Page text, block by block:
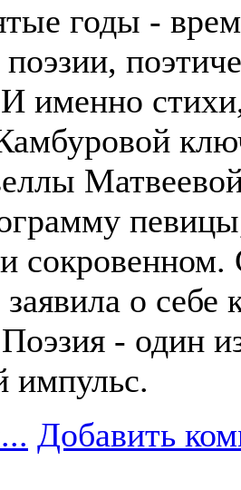
годы -
именно
о себе
- один
импульс.
Добавить